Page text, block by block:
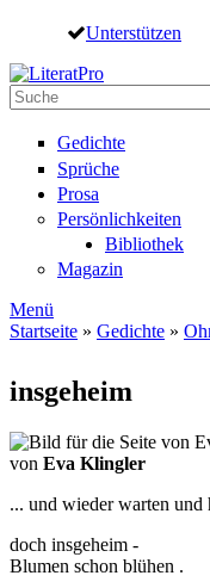
Direkt zum Inhalt
Unterstützen
Suche
Gedichte
Sprüche
Prosa
Persönlichkeiten
Bibliothek
Magazin
Menü
Startseite » Gedichte »
insgeheim
von Eva Klingler
... und wieder warten und
doch insgeheim -
Blumen schon blühen .